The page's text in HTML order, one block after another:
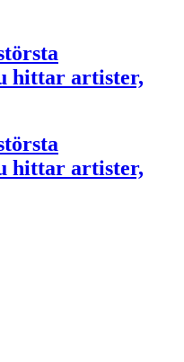
hittar artister,
hittar artister,